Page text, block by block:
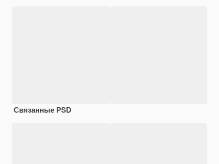
Связанные PSD